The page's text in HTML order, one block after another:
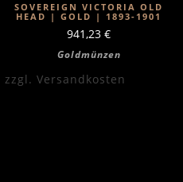
SOVEREIGN VICTORIA OLD
HEAD | GOLD | 1893-1901
941,23 €
Goldmünzen
zzgl. Versandkosten